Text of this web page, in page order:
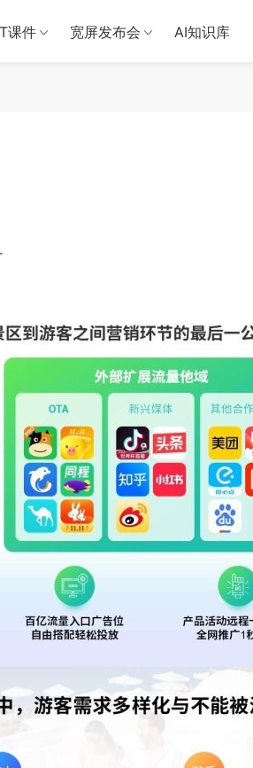
课件 宽屏发布会 AI知识库